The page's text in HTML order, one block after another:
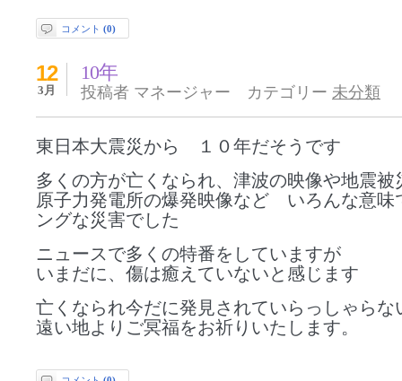
コメント (0)
10年
12
3月 投稿者 マネージャー カテゴリー 未分類
東日本大震災から １０年だそうです
多くの方が亡くなられ、津波の映像や地震被
原子力発電所の爆発映像など いろんな意味
ングな災害でした
ニュースで多くの特番をしていますが
いまだに、傷は癒えていないと感じます
亡くなられ今だに発見されていらっしゃらな
遠い地よりご冥福をお祈りいたします。